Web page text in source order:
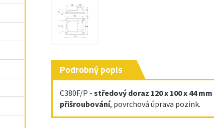
Podrobný popis
C380F/P - středový doraz 120 x 100 x 44 mm
přišroubování, povrchová úprava pozink.